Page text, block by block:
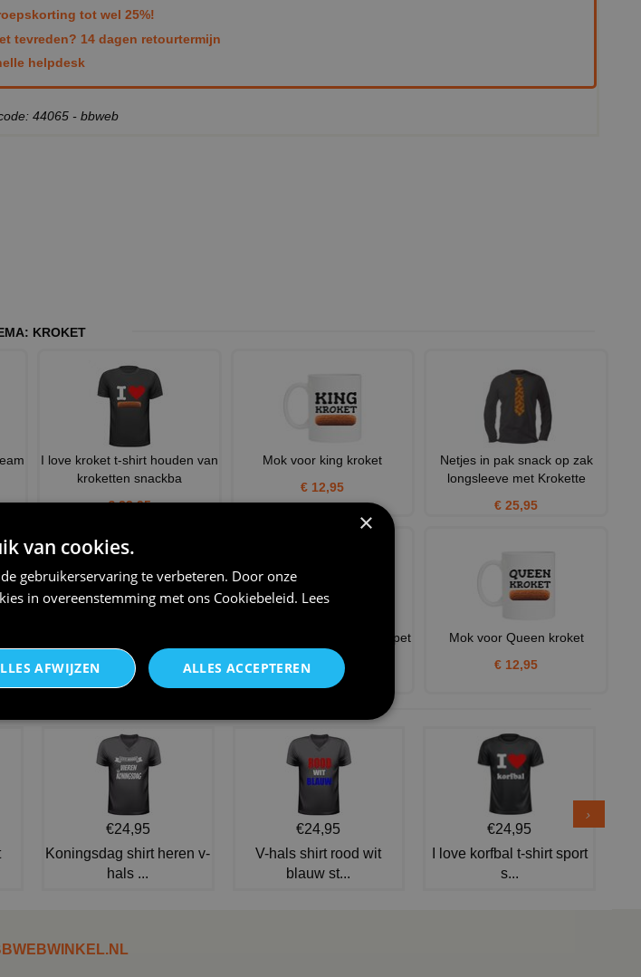
tot wel 25%!
tevreden? 14 dagen retourtermijn
helpdesk
44065 - bbweb
KROKET
I love kroket t-shirt houden van
kroketten snackba
€ 23,95
Mok voor king kroket
€ 12,95
Netjes in pak snack op zak
longsleeve met Krokette
€ 25,95
€ 12,95
Koning kroket pet grappige pet
voor Kroketten lief
€ 12,95
Mok voor Queen kroket
€ 12,95
€24,95
Koningsdag shirt heren v-
hals ...
€24,95
V-hals shirt rood wit
blauw st...
€24,95
I love korfbal t-shirt sport
s...
×
van cookies.
gebruikerservaring te verbeteren. Door onze
in overeenstemming met ons Cookiebeleid. Lees
ALLES ACCEPTEREN
AFWIJZEN